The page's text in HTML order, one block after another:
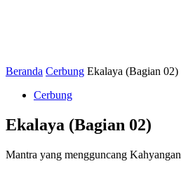
Beranda Cerbung Ekalaya (Bagian 02)
Cerbung
Ekalaya (Bagian 02)
Mantra yang mengguncang Kahyangan